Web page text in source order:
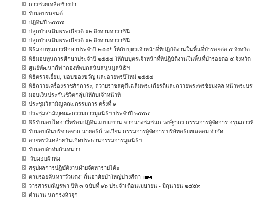
การช่วยเหลือช้างป่า
รับมอบรถยนต์
ปฏิทินปี ๒๕๕๕
ปลูกป่าเฉลิมพระเกียรติ ๑๒ สิงหามหาราชินี
ปลูกป่าเฉลิมพระเกียรติ ๑๒ สิงหามหาราชินี
พิธีมอบทุนการศึกษาประจำปี ๒๕๕* ให้กับบุตรเจ้าหน้าที่ที่ปฏิบัติงานในพื้นที่ป่ารอยต่อ ๕ จังหวัด
พิธีมอบทุนการศึกษาประจำปี ๒๕๕๔ ให้กับบุตรเจ้าหน้าที่ที่ปฏิบัติงานในพื้นที่ป่ารอยต่อ ๕ จังหวัด
ศูนย์พัฒนากีฬากองทัพบกสนับสนุนมูลนิธิฯ
พิธีตรวจเยี่ยม, มอบของขวัญ และอวยพรปีใหม่ ๒๕๕๔
พิธีถวายเครื่องราชสักการะ, ถวายราชสดุดีเฉลิมพระเกียรติและถวายพระพรชัยมงคล หน้าพระ
มอบเงินประกันชีวิตกลุ่มให้กับเจ้าหน้าที่
ประชุมวิสามัญคณะกรรมการ ครั้งที่ ๑
ประชุมสามัญคณะกรรมการมูลนิธิฯ ประจำปี ๒๕๕๔
พิธีรับมอบไดอารี่พร้อมปฏิทินแบบแขวน จากนางชมชนก วงษ์ฐากร กรรมการผู้จัดการ อรุณการ
รับมอบเงินบริจาคจาก นายอธิก์ วงเวียน กรรมการผู้จัดการ บริษัทอธิเทเลคอม จำกัด
อวยพรวันคล้ายวันเกิดประธานกรรมการมูลนิธิฯ
รับมอบผ้าห่มกันหนาว
รับมอบผ้าห่ม
สรุปผลการปฏิบัติงานฝ่ายจัดหารายได้๑
ตามรอยค้นหา"วัวแดง" ถิ่นอาศัยป่าใหญ่ปางสีดา
วารสารมณีบูรพา ปีที่ ๓ ฉบับที่ ๑๖ ประจำเดือนเมษายน - มิถุนายน ๒๕๕๓
ตำนาน นกกรงหัวจุก